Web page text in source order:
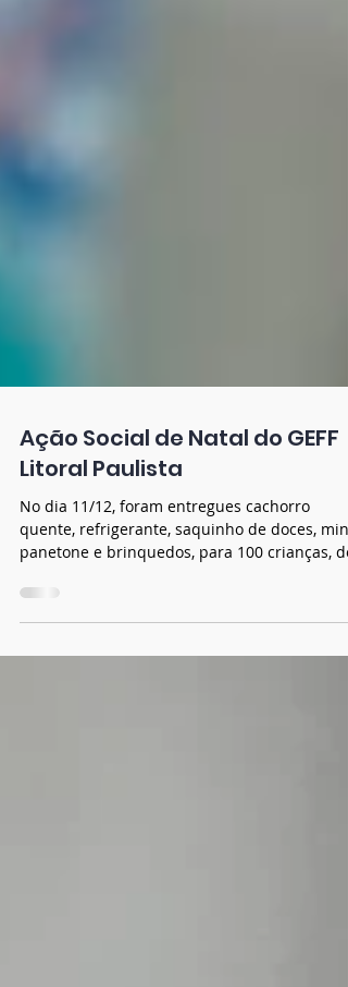
Ação Social de Natal do GEFF
Litoral Paulista
quente, refrigerante, saquinho de doces, mini
panetone e brinquedos, para 100 crianças, do